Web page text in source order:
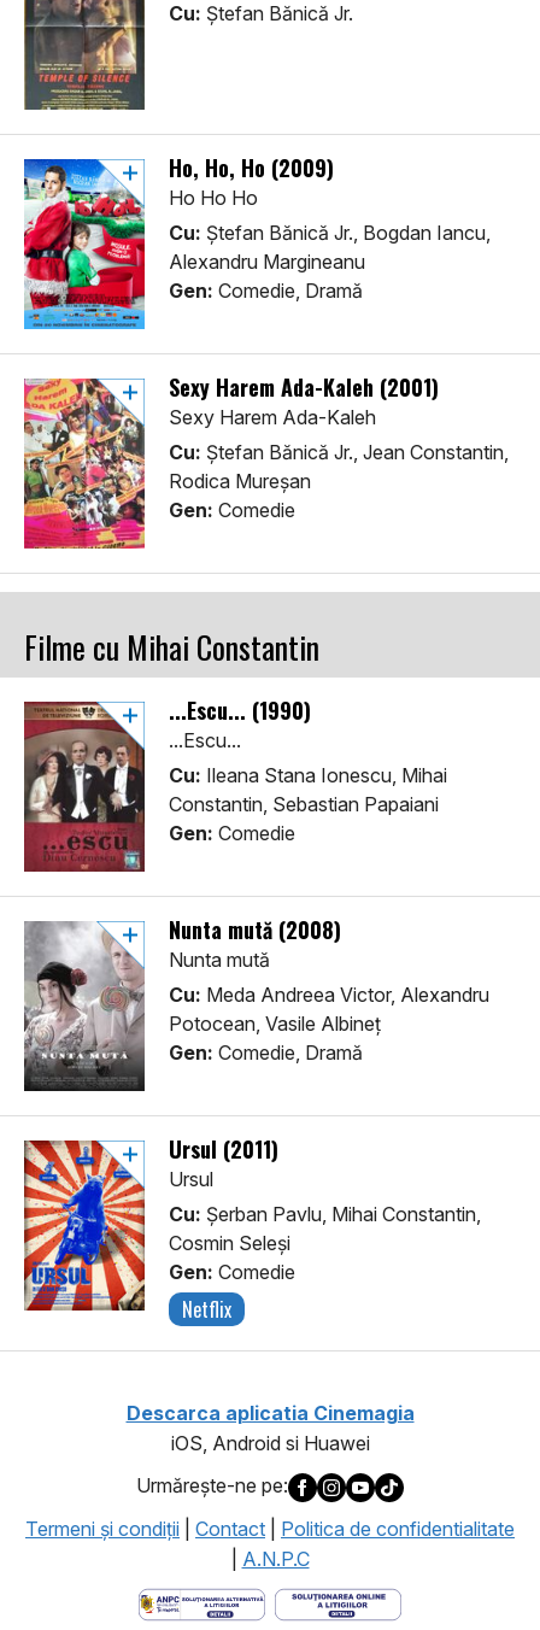
Cu: Ștefan Bănică Jr.
Ho, Ho, Ho (2009)
Ho Ho Ho
Cu: Ștefan Bănică Jr., Bogdan Iancu,
Alexandru Margineanu
Gen: Comedie, Dramă
Sexy Harem Ada-Kaleh (2001)
Sexy Harem Ada-Kaleh
Cu: Ștefan Bănică Jr., Jean Constantin,
Rodica Mureșan
Gen: Comedie
Filme cu Mihai Constantin
...Escu... (1990)
...Escu...
Cu: Ileana Stana Ionescu, Mihai
Constantin, Sebastian Papaiani
Gen: Comedie
Nunta mută (2008)
Nunta mută
Cu: Meda Andreea Victor, Alexandru
Potocean, Vasile Albineț
Gen: Comedie, Dramă
Ursul (2011)
Ursul
Cu: Șerban Pavlu, Mihai Constantin,
Cosmin Seleși
Gen: Comedie
Netflix
Descarca aplicatia Cinemagia
iOS, Android si Huawei
Urmăreşte-ne pe:
Termeni şi condiţii
Contact
Politica de confidentialitate
A.N.P.C